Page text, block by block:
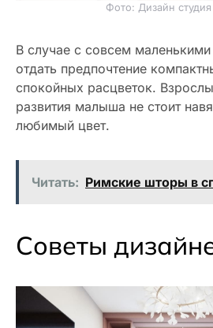
Фото: Дизайн студия
В случае с совсем
отдать предпочтение
спокойных расцветок.
развития малыша не стоит
любимый цвет.
Читать: Римские шторы в
Советы